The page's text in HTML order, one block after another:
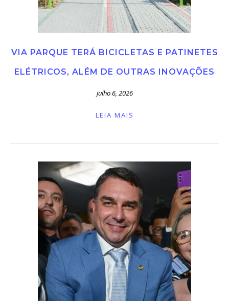
VIA PARQUE TERÁ BICICLETAS E PATINETES
ELÉTRICOS, ALÉM DE OUTRAS INOVAÇÕES
julho 6, 2026
LEIA MAIS